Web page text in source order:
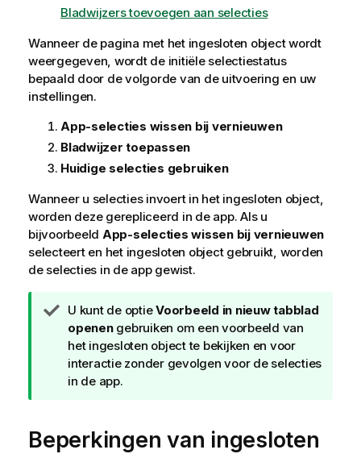
Bladwijzers toevoegen aan selecties
Wanneer de pagina met het ingesloten object wordt
weergegeven, wordt de initiële selectiestatus
bepaald door de volgorde van de uitvoering en uw
instellingen.
App-selecties wissen bij vernieuwen
Bladwijzer toepassen
Huidige selecties gebruiken
Wanneer u selecties invoert in het ingesloten object,
worden deze gerepliceerd in de app. Als u
bijvoorbeeld App-selecties wissen bij vernieuwen
selecteert en het ingesloten object gebruikt, worden
de selecties in de app gewist.
T
i
p
U kunt de optieVoorbeeld in nieuw tabblad
openengebruiken om een voorbeeld van
het ingesloten object te bekijken en voor
interactie zonder gevolgen voor de selecties
in de app.
Beperkingen van ingesloten